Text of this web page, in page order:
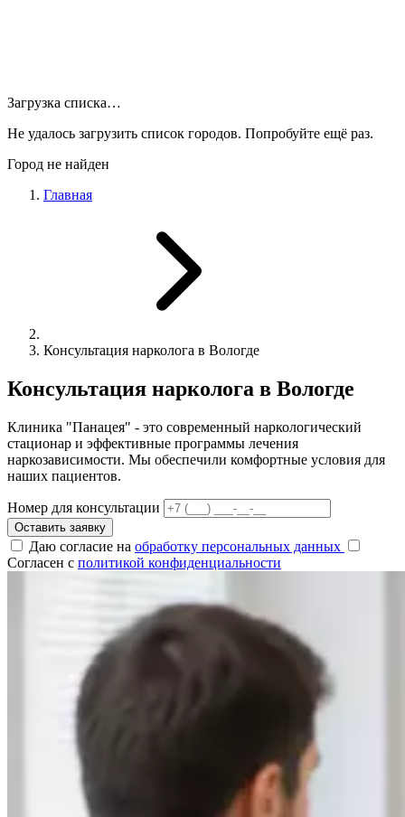
Загрузка списка…
Не удалось загрузить список городов. Попробуйте ещё раз.
Город не найден
Главная
Консультация нарколога в Вологде
Консультация нарколога в Вологде
Клиника "Панацея" - это современный наркологический
стационар и эффективные программы лечения
наркозависимости. Мы обеспечили комфортные условия для
наших пациентов.
Номер для консультации
Оставить заявку
Даю согласие на обработку персональных данных
Согласен с политикой конфиденциальности